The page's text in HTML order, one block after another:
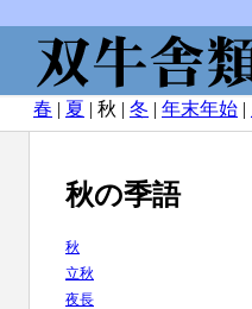
春 | 夏 | 秋 | 冬 | 年末年始 |
秋の季語
秋
立秋
夜長